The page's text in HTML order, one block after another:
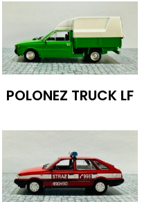
POLONEZ TRUCK LF